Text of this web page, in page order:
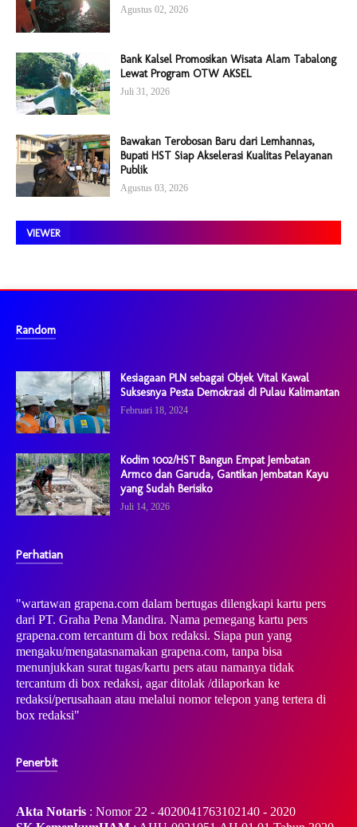
Agustus 02, 2026
Bank Kalsel Promosikan Wisata Alam Tabalong
Lewat Program OTW AKSEL
Juli 31, 2026
Bawakan Terobosan Baru dari Lemhannas,
Bupati HST Siap Akselerasi Kualitas Pelayanan
Publik
Agustus 03, 2026
VIEWER
Random
Kesiagaan PLN sebagai Objek Vital Kawal
Suksesnya Pesta Demokrasi dI Pulau Kalimantan
Februari 18, 2024
Kodim 1002/HST Bangun Empat Jembatan
Armco dan Garuda, Gantikan Jembatan Kayu
yang Sudah Berisiko
Juli 14, 2026
Perhatian
"wartawan grapena.com dalam bertugas dilengkapi kartu pers
dari PT. Graha Pena Mandira. Nama pemegang kartu pers
grapena.com tercantum di box redaksi. Siapa pun yang
mengaku/mengatasnamakan grapena.com, tanpa bisa
menunjukkan surat tugas/kartu pers atau namanya tidak
tercantum di box redaksi, agar ditolak /dilaporkan ke
redaksi/perusahaan atau melalui nomor telepon yang tertera di
box redaksi"
Penerbit
Akta Notaris : Nomor 22 - 4020041763102140 - 2020